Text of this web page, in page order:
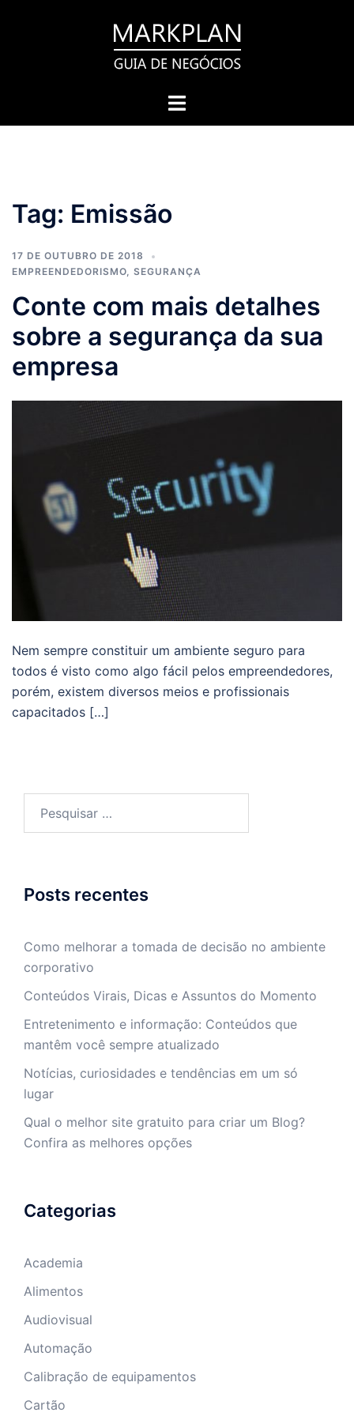
Toggle
Tag: Emissão
17 DE OUTUBRO DE 2018
EMPREENDEDORISMO, SEGURANÇA
Conte com mais detalhes
sobre a segurança da sua
empresa
Nem sempre constituir um ambiente seguro para
todos é visto como algo fácil pelos empreendedores,
porém, existem diversos meios e profissionais
capacitados […]
por:
Posts recentes
Como melhorar a tomada de decisão no ambiente
corporativo
Conteúdos Virais, Dicas e Assuntos do Momento
Entretenimento e informação: Conteúdos que
mantêm você sempre atualizado
Notícias, curiosidades e tendências em um só
lugar
Qual o melhor site gratuito para criar um Blog?
Confira as melhores opções
Categorias
Academia
Alimentos
Audiovisual
Automação
Calibração de equipamentos
Cartão